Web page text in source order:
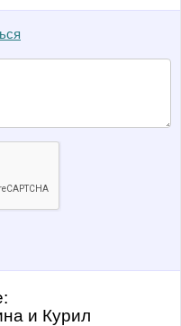
и Курил